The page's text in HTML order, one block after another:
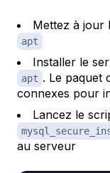
Mettez à jour
apt
Installer le
apt . Le paquet
connexes pour
Lancez le
au serveur